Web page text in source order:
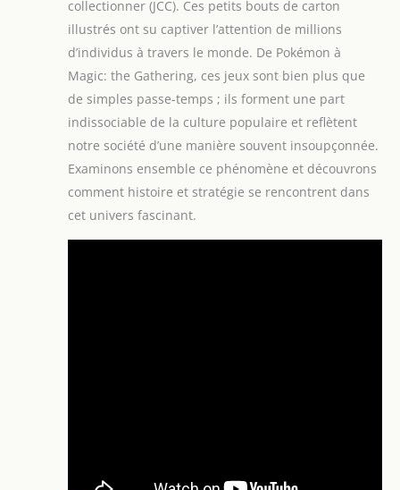
collectionner (JCC). Ces petits bouts de carton
illustrés ont su captiver l’attention de millions
d’individus à travers le monde. De Pokémon à
Magic: the Gathering, ces jeux sont bien plus que
de simples passe-temps ; ils forment une part
indissociable de la culture populaire et reflètent
notre société d’une manière souvent insoupçonnée.
Examinons ensemble ce phénomène et découvrons
comment histoire et stratégie se rencontrent dans
cet univers fascinant.